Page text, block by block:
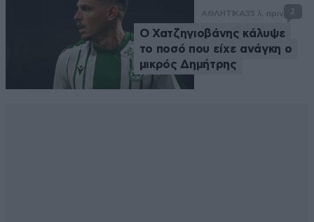
ΑΘΛΗΤΙΚΑ35 λ. πριν 2
Ο Χατζηγιοβάνης κάλυψε
το ποσό που είχε ανάγκη ο
μικρός Δημήτρης